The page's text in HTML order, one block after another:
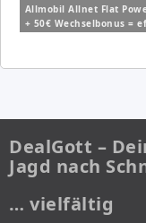
Allmobil Allnet Flat
+ 50€ Wechselbonus =
DealGott –
Jagd nach
… vielfältig